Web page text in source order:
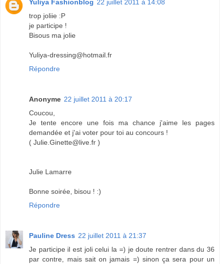
Yuliya Fashionblog 22 juillet 2011 à 14:08
trop joliie :P
je participe !
Bisous ma jolie
Yuliya-dressing@hotmail.fr
Répondre
Anonyme 22 juillet 2011 à 20:17
Coucou,
Je tente encore une fois ma chance j'aime les pages
demandée et j'ai voter pour toi au concours !
( Julie.Ginette@live.fr )
Julie Lamarre
Bonne soirée, bisou ! :)
Répondre
Pauline Dress 22 juillet 2011 à 21:37
Je participe il est joli celui la =) je doute rentrer dans du 36
par contre, mais sait on jamais =) sinon ça sera pour un